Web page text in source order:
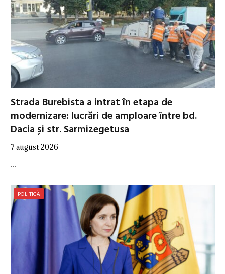
Strada Burebista a intrat în etapa de
modernizare: lucrări de amploare între bd.
Dacia și str. Sarmizegetusa
7 august 2026
…
POLITICĂ